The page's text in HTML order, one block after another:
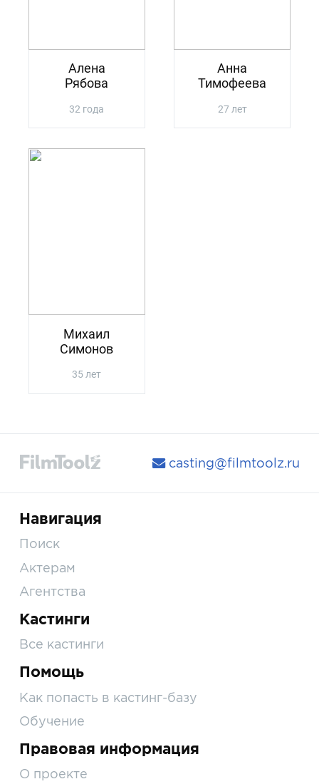
Алена
Рябова
32 года
Анна
Тимофеева
27 лет
Михаил
Симонов
35 лет
casting@filmtoolz.ru
Навигация
Поиск
Актерам
Агентства
Кастинги
Все кастинги
Помощь
Как попасть в кастинг-базу
Обучение
Правовая информация
О проекте